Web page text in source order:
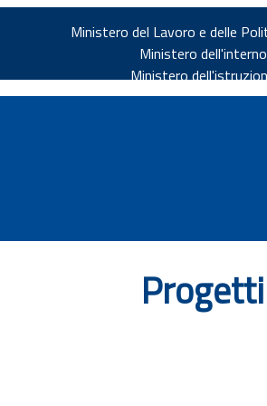
Ministero del Lavoro e delle
Ministero dell'interno
Ministero
Progetti